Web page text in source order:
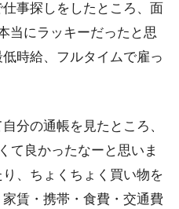
事探しをしたところ、面
当にラッキーだったと思
時給、フルタイムで雇っ
分の通帳を見たところ、
て良かったなーと思いま
、ちょくちょく買い物を
賃・携帯・食費・交通費